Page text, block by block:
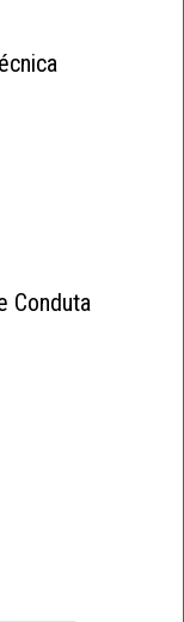
Conduta